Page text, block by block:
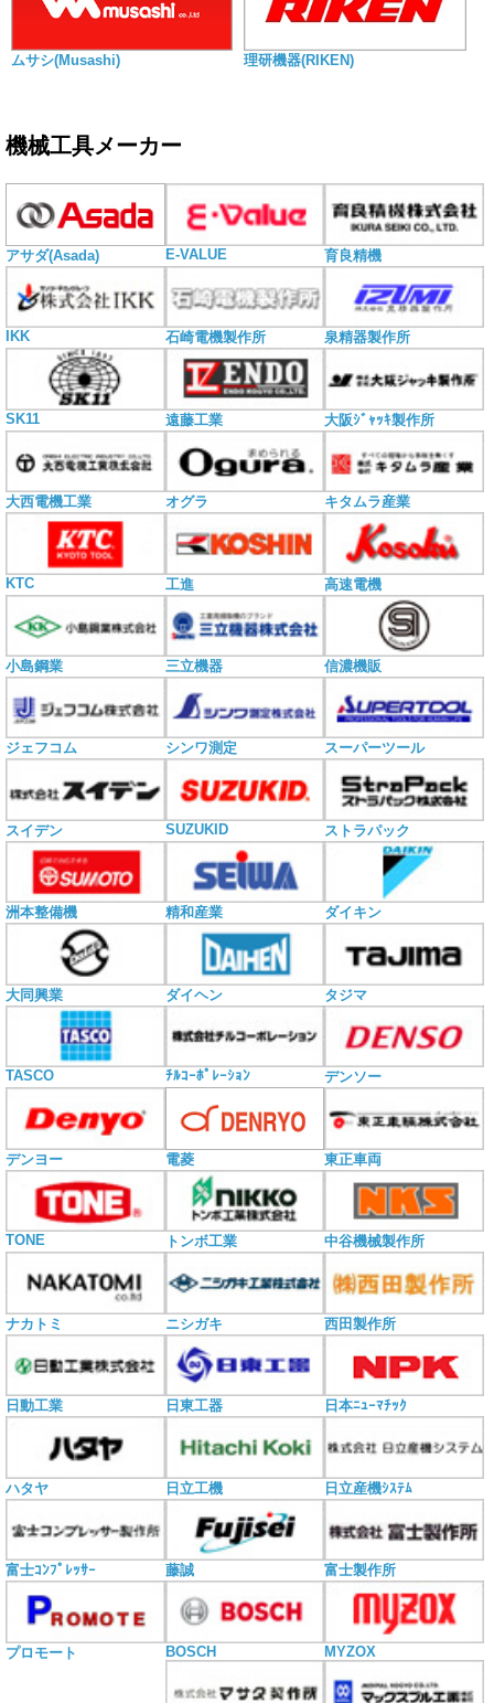
ムサシ(Musashi) 理研機器(RIKEN)
機械工具メーカー
アサダ(Asada) E-VALUE 育良精機
IKK 石崎電機製作所 泉精器製作所
SK11 遠藤工業 大阪ｼﾞｬｯｷ製作所
大西電機工業 オグラ キタムラ産業
KTC 工進 高速電機
小島鋼業 三立機器 信濃機販
ジェフコム シンワ測定 スーパーツール
スイデン SUZUKID ストラパック
洲本整備機 精和産業 ダイキン
大同興業 ダイヘン タジマ
TASCO ﾁﾙｺｰﾎﾟﾚｰｼｮﾝ デンソー
デンヨー 電菱 東正車両
TONE トンボ工業 中谷機械製作所
ナカトミ ニシガキ 西田製作所
日動工業 日東工器 日本ﾆｭｰﾏﾁｯｸ
ハタヤ 日立工機 日立産機ｼｽﾃﾑ
富士ｺﾝﾌﾟﾚｯｻｰ 藤誠 富士製作所
プロモート BOSCH MYZOX